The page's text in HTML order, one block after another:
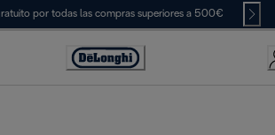
por todas las compras superiores a 500€
Accessibility